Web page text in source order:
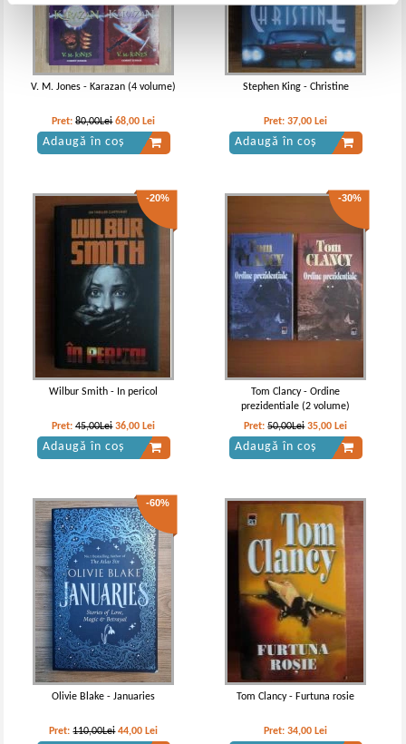
V. M. Jones - Karazan (4 volume)
Pret:80,00Lei 68,00 Lei
Adaugă în coș
Stephen King - Christine
Pret:37,00 Lei
Adaugă în coș
-20%
Wilbur Smith - In pericol
Pret:45,00Lei 36,00 Lei
Adaugă în coș
-30%
Tom Clancy - Ordine
prezidentiale (2 volume)
Pret:50,00Lei 35,00 Lei
Adaugă în coș
-60%
Olivie Blake - Januaries
Pret:110,00Lei 44,00 Lei
Tom Clancy - Furtuna rosie
Pret:34,00 Lei